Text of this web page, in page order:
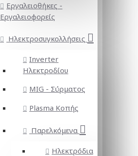
Εργαλειοθήκες -
Εργαλειοφορείς
Ηλεκτροσυγκολλήσεις
Inverter
Ηλεκτροδίου
MIG - Σύρματος
Plasma Κοπής
Παρελκόμενα
Ηλεκτρόδια